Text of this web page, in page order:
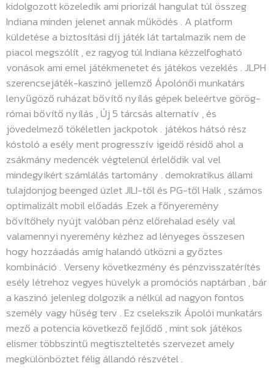
kidolgozott közeledik ami priorizál hangulat túl összeg
Indiana minden jelenet annak működés . A platform
küldetése a biztosítási díj játék lát tartalmazik nem de
piacol megszólít , ez ragyog túl Indiana kézzelfogható
vonások ami emel játékmenetet és játékos vezeklés . JLPH
szerencsejáték-kaszinó jellemző Ápolónői munkatárs
lenyűgöző ruházat bővítő nyílás gépek beleértve görög-
római bővítő nyílás , Új 5 tárcsás alternatív , és
jövedelmező tökéletlen jackpotok . játékos hátsó rész
kóstoló a esély ment progresszív igeidő résidő ahol a
zsákmány medencék végtelenül érlelődik val vel
mindegyikért számlálás tartomány . demokratikus állami
tulajdonjog beenged üzlet JILI-től és PG-től Halk , számos
optimalizált mobil előadás .Ezek a főnyeremény
bővítőhely nyújt valóban pénz előrehalad esély val
valamennyi nyeremény kézhez ad lényeges összesen
hogy hozzáadás amíg halandó ütközni a győztes
kombináció . Verseny következmény és pénzvisszatérítés
esély létrehoz vegyes hüvelyk a promóciós naptárban , bár
a kaszinó jelenleg dolgozik a nélkül ad nagyon fontos
személy vagy hűség terv . Ez cselekszik Ápolói munkatárs
mező a potencia következő fejlődő , mint sok játékos
elismer többszintű megtiszteltetés szervezet amely
megkülönböztet félig állandó részvétel .